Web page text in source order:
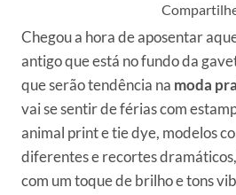
Chegou a hora de aposentar
antigo que está no fundo da
que serão tendência na moda
vai se sentir de férias com
animal print e tie dye, modelos
diferentes e recortes
com um toque de brilho e tons